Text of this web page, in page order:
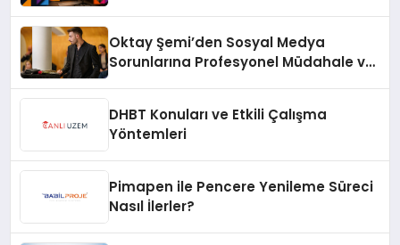
Oktay Şemi’den Sosyal Medya
Sorunlarına Profesyonel Müdahale ve
DHBT Konuları ve Etkili Çalışma
Yöntemleri
Pimapen ile Pencere Yenileme Süreci
Nasıl İlerler?